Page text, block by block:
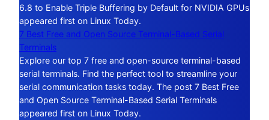
6.8 to Enable Triple Buffering by Default for NVIDIA GPUs
appeared first on Linux Today.
7 Best Free and Open Source Terminal-Based Serial
Terminals
Explore our top 7 free and open-source terminal-based
serial terminals. Find the perfect tool to streamline your
serial communication tasks today. The post 7 Best Free
and Open Source Terminal-Based Serial Terminals
appeared first on Linux Today.